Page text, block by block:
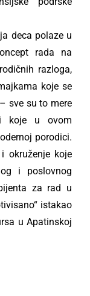
deca polaze u
rada na
razloga,
koje se
sve su to mere
koje u ovom
porodici.
okruženje koje
i poslovnog
za rad u
istakao
u Apatinskoj